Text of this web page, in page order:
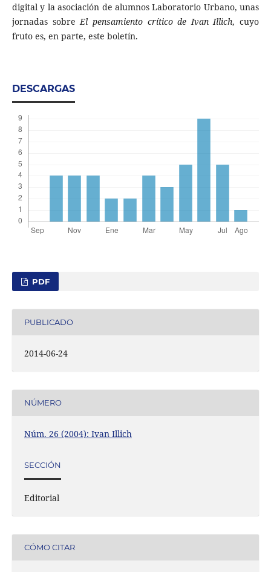
digital y la asociación de alumnos Laboratorio Urbano, unas
jornadas sobre El pensamiento crítico de Ivan Illich, cuyo
fruto es, en parte, este boletín.
DESCARGAS
PDF
PUBLICADO
2014-06-24
NÚMERO
Núm. 26 (2004): Ivan Illich
SECCIÓN
Editorial
CÓMO CITAR